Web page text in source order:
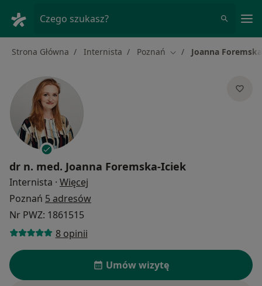
Czego szukasz?
Strona Główna Internista Poznań Zmień miasto
Joanna
dr n. med. Joanna Foremska-Iciek
Internista · Więcej
Poznań 5 adresów
Nr PWZ: 1861515
8 opinii
Umów wizytę